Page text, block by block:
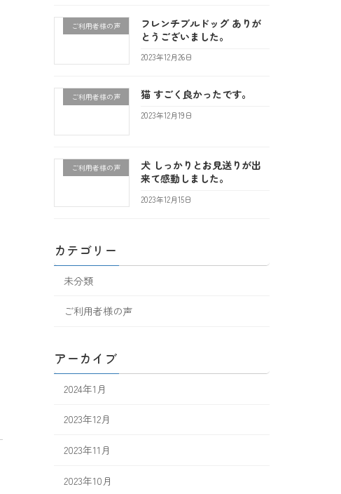
ご利用者様の声
フレンチブルドッグ ありが
とうございました。
2023年12月26日
ご利用者様の声 猫 すごく良かったです。
2023年12月19日
ご利用者様の声
犬 しっかりとお見送りが出
来て感動しました。
2023年12月15日
カテゴリー
未分類
ご利用者様の声
アーカイブ
2024年1月
2023年12月
2023年11月
2023年10月